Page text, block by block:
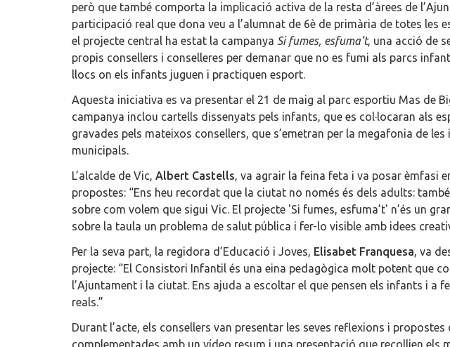
però que també comporta la implicació activa de la resta d’àrees de
participació real que dona veu a l’alumnat de 6è de primària de totes les
el projecte central ha estat la campanya Si fumes, esfuma’t, una acció de
propis consellers i conselleres per demanar que no es fumi als parcs
llocs on els infants juguen i practiquen esport.
Aquesta iniciativa es va presentar el 21 de maig al parc esportiu Mas de
campanya inclou cartells dissenyats pels infants, que es col·locaran als
gravades pels mateixos consellers, que s’emetran per la megafonia de les
municipals.
L’alcalde de Vic, Albert Castells, va agrair la feina feta i va posar èmfasi
propostes: “Ens heu recordat que la ciutat no només és dels adults:
sobre com volem que sigui Vic. El projecte 'Si fumes, esfuma’t' n’és un
sobre la taula un problema de salut pública i fer-lo visible amb idees
Per la seva part, la regidora d’Educació i Joves, Elisabet Franquesa, va
projecte: “El Consistori Infantil és una eina pedagògica molt potent que
l’Ajuntament i la ciutat. Ens ajuda a escoltar el que pensen els infants i a
reals.”
Durant l’acte, els consellers van presentar les seves reflexions i
complementades amb un vídeo resum i una presentació que recollien els